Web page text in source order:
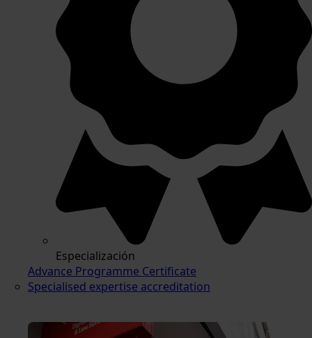
Especialización
Advance Programme Certificate
Specialised expertise accreditation